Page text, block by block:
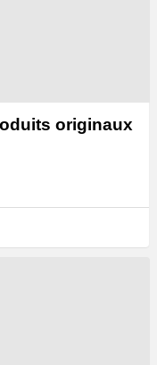
originaux